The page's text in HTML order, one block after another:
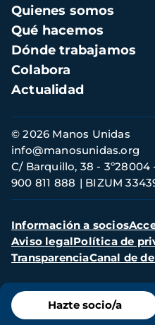
Menú
de
Hazte socio/a
Navegación
principal
Quienes somos
Qué hacemos
Dónde trabajamos
Colabora
Actualidad
Información
de
contacto
© 2026 Manos Unidas
C/ Barquillo, 38 - 3º28004
900 811 888
BIZUM
info@manosunidas.org
Menú
secundario
Información a socios
Aviso legalPolítica de
TransparenciaCanal de